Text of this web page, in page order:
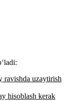
ravishda uzaytirish
hisoblash kerak